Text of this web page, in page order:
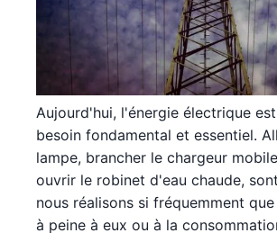
Aujourd'hui, l'énergie électrique
besoin fondamental et essentiel.
lampe, brancher le chargeur
ouvrir le robinet d'eau chaude,
nous réalisons si fréquemment
à peine à eux ou à la